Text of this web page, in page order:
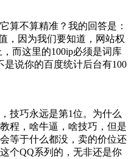
算不算精准？我的回答是：
，因为我们要知道，网站权
而这里的100ip必须是词库
是说你的百度统计后台有100
技巧永远是第1位。为什么
程，啥牛逼，啥技巧，但是
等于什么都没，卖的价位还
个QQ系列的，无非还是你